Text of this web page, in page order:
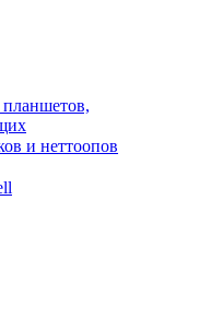
и неттоопов